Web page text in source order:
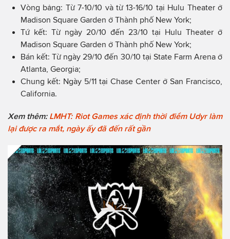
Vòng bảng: Từ 7-10/10 và từ 13-16/10 tại Hulu Theater ở
Madison Square Garden ở Thành phố New York;
Tứ kết: Từ ngày 20/10 đến 23/10 tại Hulu Theater ở
Madison Square Garden ở Thành phố New York;
Bán kết: Từ ngày 29/10 đến 30/10 tại State Farm Arena ở
Atlanta, Georgia;
Chung kết: Ngày 5/11 tại Chase Center ở San Francisco,
California.
Xem thêm: LMHT: Riot Games xác định thời điểm Udyr làm
lại được ra mắt, ngày ấy đã đến rất gần